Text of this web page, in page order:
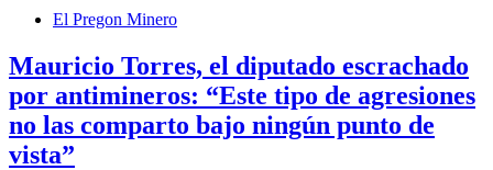
El Pregon Minero
Mauricio Torres, el diputado escrachado
por antimineros: “Este tipo de agresiones
no las comparto bajo ningún punto de
vista”